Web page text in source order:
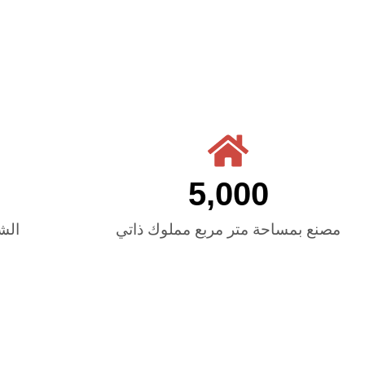
مصنع بمساحة متر مربع مملوك ذاتي
5,000